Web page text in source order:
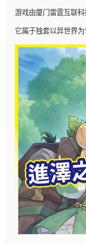
游戏由厦门雷霆互联
它属于独套以异世界